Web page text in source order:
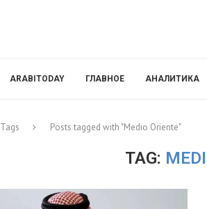
ARABITODAY ГЛАВНОЕ АНАЛИТИКА
Tags Posts tagged with "Medio Oriente"
TAG: